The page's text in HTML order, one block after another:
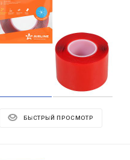
БЫСТРЫЙ ПРОСМОТР